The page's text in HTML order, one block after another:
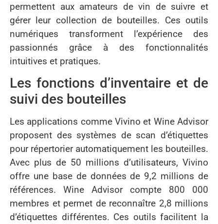
permettent aux amateurs de vin de suivre et
gérer leur collection de bouteilles. Ces outils
numériques transforment l’expérience des
passionnés grâce à des fonctionnalités
intuitives et pratiques.
Les fonctions d’inventaire et de
suivi des bouteilles
Les applications comme Vivino et Wine Advisor
proposent des systèmes de scan d’étiquettes
pour répertorier automatiquement les bouteilles.
Avec plus de 50 millions d’utilisateurs, Vivino
offre une base de données de 9,2 millions de
références. Wine Advisor compte 800 000
membres et permet de reconnaître 2,8 millions
d’étiquettes différentes. Ces outils facilitent la